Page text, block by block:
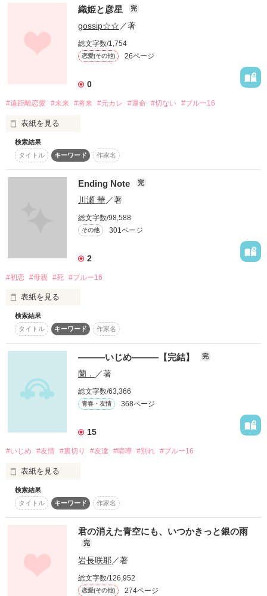
後ろなんかみない。
「俺が夢を支えるから。  」
そういってくれた
大好きな、彼と共に。
＊フィクションです。
＊注:まだまだ新米です。
中傷は要りませぬ。
これから発展していきたいので、感想を書いてくれると嬉しい
です！
レビュー待ってます！
2014.8.5読者様→9人
2014.8.8読者様→8人
2014.8.11読者様→10人
2014.9.23読者様→15人
2015.1.5読者様→20人
2015.2.14読者様→25人
2015.3.11読者様→28人
2015.3.23読者様→30人
2015.7.08読者様→48人
2015.10.16読者様→58人
50人突破（；＿；）
感謝しかありません…
2人の運命が動き始める。
なおぴよーんさん、ｱｶﾘさん、Mi-sizukuさん、なかじんさん、
♡希望♡さん、ゆっくりゆかりんさん、あすみ♡さん、水槽ス
ウィッチさん、本当に素敵なレビューありがとうございます！
５００万PVありがとうございます！
♡希望♡さん書籍化して欲しいと言ってもらえてすごく嬉しい
です。ありがとうございます！
作品を読む
作品を読む
2016野いちごGP
ブルーレーベル賞を受賞しました。
応援、ありがとうございました。
「本気になっても、虚しいだけ」
そう言われたって、後戻りできないよ。
優等生な学級委員さん
×
寂しがりのさぼりくん
その他大勢でいいから、
彼の世界にいたかった。
わたしは今日も、彼を探しに行く。
2015.07.22～2015.08.15
織姫と彦星 完
gossip☆☆ ／著
総文字数/1,754
恋愛(その他) 26ページ
0
#遠距離恋愛 #未来 #将来 #元カレ #運命 #切ない #ブルー16
表紙を見る
ねぇ？
運命って信じてる？
私は今でも信じていたい。
作品を読む
検索結果
タイトル
キーワード 作家名
Ending Note 完
川瀬 華／著
総文字数/98,588
その他 301ページ
2
#初恋 #母親 #死 #ブルー16
表紙を見る
大好きなママが死んだ
たった１冊のノートを残して――
母親というより女友達のような関係
何でも話していたはずなのに
ママの最期は秘密だらけだった
mitiko☆ 様
検索結果
タイトル
キーワード 作家名
―――いじめ―――【完結】 完
蘭． ／著
総文字数/63,366
青春・友情 368ページ
15
#いじめ #友情 #裏切り #友達 #喧嘩 #別れ #ブルー16
表紙を見る
ごみ箱に捨てられた
教科書に書かれていた
ﾞ死ねﾞの文字
クラスの男子に言われた
｢触んな、汚ねぇ｣
検索結果
タイトル
キーワード 作家名
君の消えた青空にも、いつかきっと銀の雨
完
岩長咲耶／著
総文字数/126,952
恋愛(その他) 274ページ